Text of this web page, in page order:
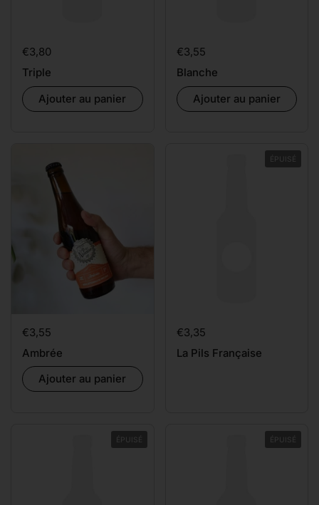
Prix:
€3,80
Triple
Ajouter au panier
Prix:
€3,55
Blanche
Ajouter au panier
Prix:
€3,55
Ambrée
Ajouter au panier
Prix:
€3,35
La Pils Française
ÉPUISÉ
ÉPUISÉ ÉPUISÉ